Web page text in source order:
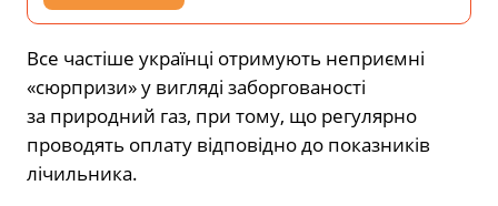
Все частіше українці отримують неприємні
«сюрпризи» у вигляді заборгованості
за природний газ, при тому, що регулярно
проводять оплату відповідно до показників
лічильника.